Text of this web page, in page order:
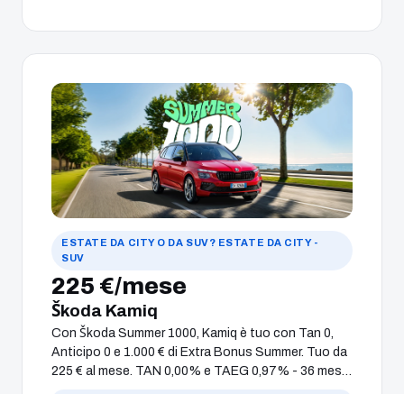
ESTATE DA CITY O DA SUV? ESTATE DA CITY -
SUV
225 €/mese
Škoda Kamiq
Con Škoda Summer 1000, Kamiq è tuo con Tan 0,
Anticipo 0 e 1.000 € di Extra Bonus Summer. Tuo da
225 € al mese. TAN 0,00% e TAEG 0,97% - 36 mesi -